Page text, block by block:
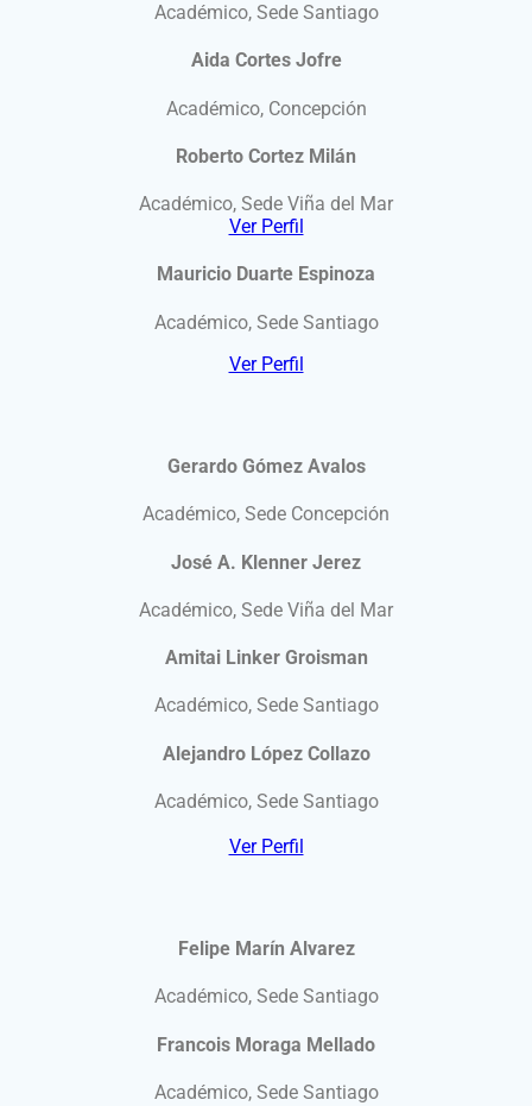
Académico, Sede Santiago
Aida Cortes Jofre
Académico, Concepción
Roberto Cortez Milán
Académico, Sede Viña del Mar
Ver Perfil
Mauricio Duarte Espinoza
Académico, Sede Santiago
Ver Perfil
Gerardo Gómez Avalos
Académico, Sede Concepción
José A. Klenner Jerez
Académico, Sede Viña del Mar
Amitai Linker Groisman
Académico, Sede Santiago
Alejandro López Collazo
Académico, Sede Santiago
Ver Perfil
Felipe Marín Alvarez
Académico, Sede Santiago
Francois Moraga Mellado
Académico, Sede Santiago